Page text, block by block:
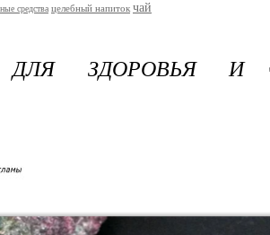
средства целебный напиток чай
ДЛЯ ЗДОРОВЬЯ И